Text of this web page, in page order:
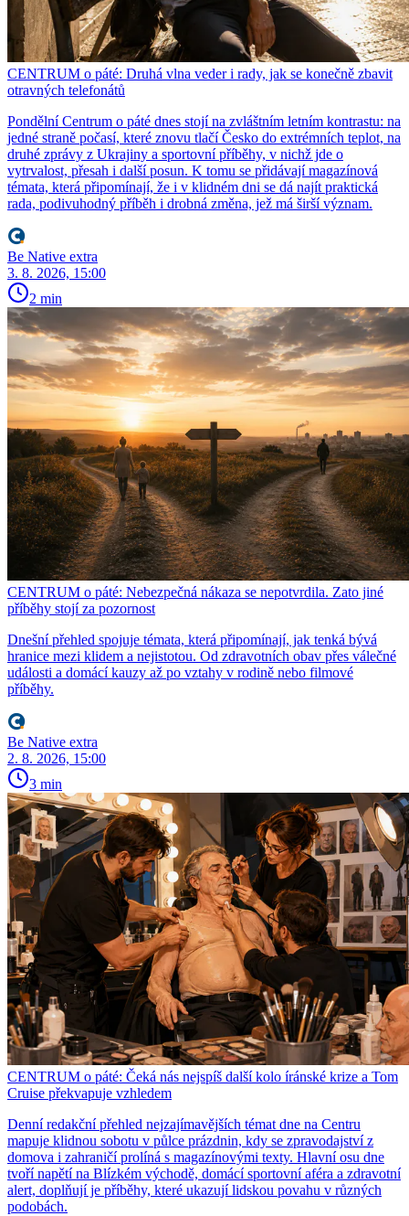
CENTRUM o páté: Druhá vlna veder i rady, jak se konečně zbavit
otravných telefonátů
Pondělní Centrum o páté dnes stojí na zvláštním letním kontrastu: na
jedné straně počasí, které znovu tlačí Česko do extrémních teplot, na
druhé zprávy z Ukrajiny a sportovní příběhy, v nichž jde o
vytrvalost, přesah i další posun. K tomu se přidávají magazínová
témata, která připomínají, že i v klidném dni se dá najít praktická
rada, podivuhodný příběh i drobná změna, jež má širší význam.
Be Native extra
3. 8. 2026, 15:00
2 min
CENTRUM o páté: Nebezpečná nákaza se nepotvrdila. Zato jiné
příběhy stojí za pozornost
Dnešní přehled spojuje témata, která připomínají, jak tenká bývá
hranice mezi klidem a nejistotou. Od zdravotních obav přes válečné
události a domácí kauzy až po vztahy v rodině nebo filmové
příběhy.
Be Native extra
2. 8. 2026, 15:00
3 min
CENTRUM o páté: Čeká nás nejspíš další kolo íránské krize a Tom
Cruise překvapuje vzhledem
Denní redakční přehled nejzajímavějších témat dne na Centru
mapuje klidnou sobotu v půlce prázdnin, kdy se zpravodajství z
domova i zahraničí prolíná s magazínovými texty. Hlavní osu dne
tvoří napětí na Blízkém východě, domácí sportovní aféra a zdravotní
alert, doplňují je příběhy, které ukazují lidskou povahu v různých
podobách.